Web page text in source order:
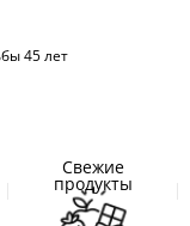
45 лет
Свежие
продукты